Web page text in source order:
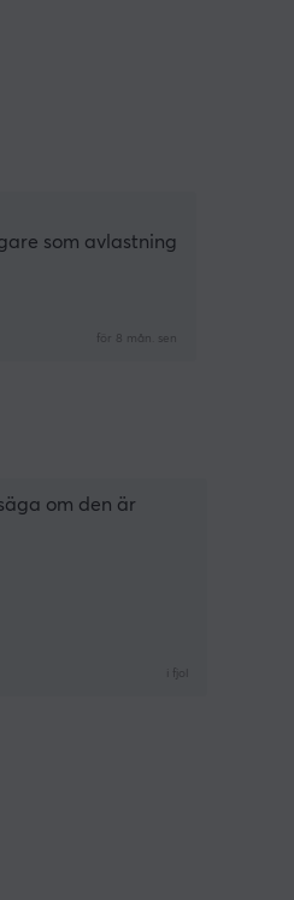
som avlastning
för 8 mån. sen
om den är